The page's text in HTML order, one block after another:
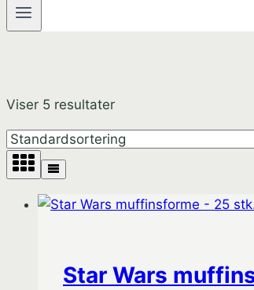
Viser 5 resultater
Star Wars